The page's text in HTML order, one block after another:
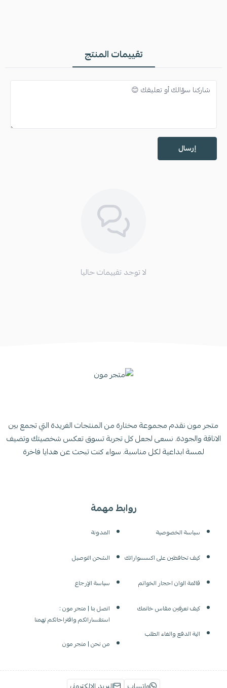
تقييمات المنتج
إرسال
لا توجد تقييمات حاليا
روابط مهمة
سياسة الخصوصية
كيف تحافظين على اكسسواراتك
قائمة الوان احجار الخواتم
كيف تعرفين مقاس خاتمك
الية الدفع والغاء الطلب
المدونة
الشحن التوصيل
سياسة الإرجاع
اتصل بنا | متجر مون :
استفساراتكم واقتراحاتكم تهمنا
من نحن | متجر مون
متجر مون نقدم مجموعة مختارة من المنتجات الفريدة التي تجمع بين
الاناقة والجودة. نسعى لجعل كل تجربة تسوق تعكس شخصيتك وتضيف
لمسة ابداعية لكل مناسبة. سواء كنت تبحث عن هدايا فاخرة